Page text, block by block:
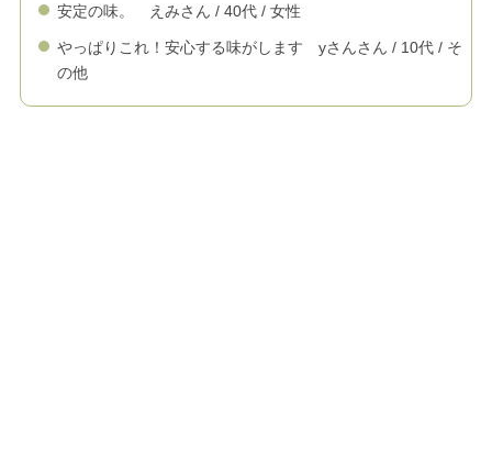
安定の味。 えみさん / 40代 / 女性
やっぱりこれ！安心する味がします yさんさん / 10代 / そ
の他